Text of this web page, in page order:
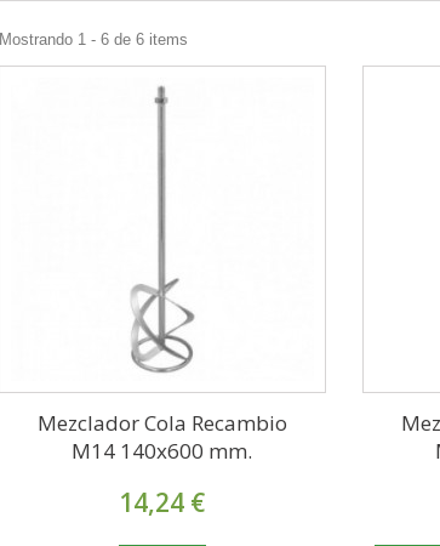
Mostrando 1 - 6 de 6 items
Mezclador Cola Recambio
M14 140x600 mm.
14,24 €